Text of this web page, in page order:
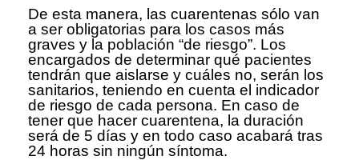
De esta manera, las cuarentenas sólo van
a ser obligatorias para los casos más
graves y la población “de riesgo”. Los
encargados de determinar qué pacientes
tendrán que aislarse y cuáles no, serán los
sanitarios, teniendo en cuenta el indicador
de riesgo de cada persona. En caso de
tener que hacer cuarentena, la duración
será de 5 días y en todo caso acabará tras
24 horas sin ningún síntoma.